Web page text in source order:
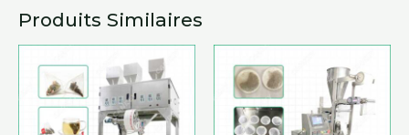
Produits Similaires